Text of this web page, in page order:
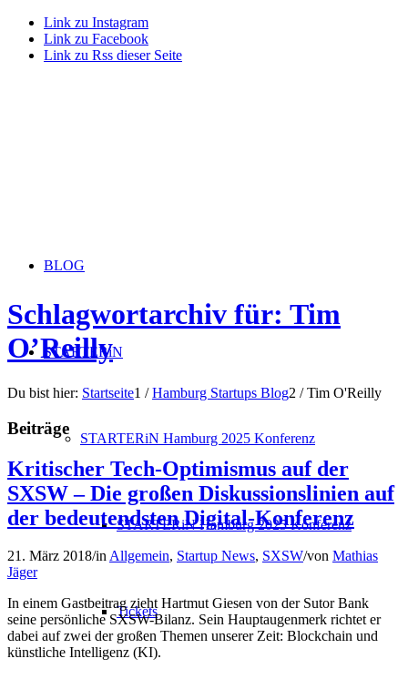
Link zu Instagram
Link zu Facebook
Link zu Rss dieser Seite
BLOG
STARTERiN
STARTERiN Hamburg 2025 Konferenz
STARTERiN Hamburg 2025 Konferenz
Tickets
Schlagwortarchiv für: Tim
O’Reilly
Du bist hier: Startseite1 / Hamburg Startups Blog2 / Tim O'Reilly
Beiträge
Kritischer Tech-Optimismus auf der
SXSW – Die großen Diskussionslinien auf
der bedeutendsten Digital-Konferenz
21. März 2018/inAllgemein, Startup News, SXSW/von Mathias
Jäger
In einem Gastbeitrag zieht Hartmut Giesen von der Sutor Bank
seine persönliche SXSW-Bilanz. Sein Hauptaugenmerk richtet er
dabei auf zwei der großen Themen unserer Zeit: Blockchain und
künstliche Intelligenz (KI).